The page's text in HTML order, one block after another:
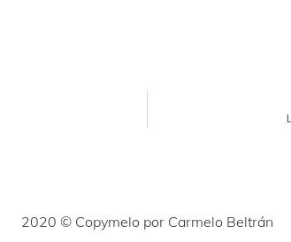
2020 © Copymelo por Carmelo Beltrán